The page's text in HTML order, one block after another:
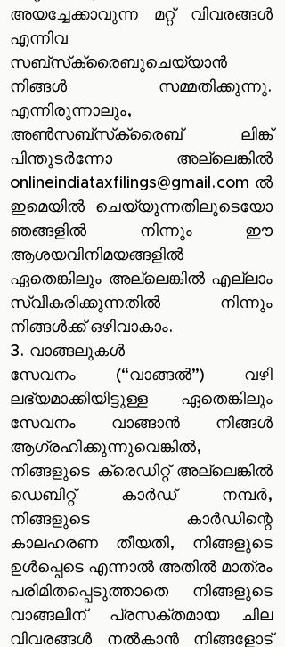
അയച്ചേക്കാവുന്ന മറ്റ് വിവരങ്ങൾ
എന്നിവ
സബ്‌സ്‌ക്രൈബുചെയ്യാൻ
നിങ്ങൾ സമ്മതിക്കുന്നു.
എന്നിരുന്നാലും,
അൺ‌സബ്‌സ്‌ക്രൈബ് ലിങ്ക്
പിന്തുടർ‌ന്നോ അല്ലെങ്കിൽ‌
onlineindiataxfilings@gmail.com ൽ
ഇമെയിൽ‌ ചെയ്യുന്നതിലൂടെയോ
ഞങ്ങളിൽ‌ നിന്നും ഈ
ആശയവിനിമയങ്ങളിൽ‌
ഏതെങ്കിലും അല്ലെങ്കിൽ‌ എല്ലാം
സ്വീകരിക്കുന്നതിൽ‌ നിന്നും
നിങ്ങൾ‌ക്ക് ഒഴിവാകാം.
3. വാങ്ങലുകൾ
സേവനം (“വാങ്ങൽ”) വഴി
ലഭ്യമാക്കിയിട്ടുള്ള ഏതെങ്കിലും
സേവനം വാങ്ങാൻ നിങ്ങൾ
ആഗ്രഹിക്കുന്നുവെങ്കിൽ,
നിങ്ങളുടെ ക്രെഡിറ്റ് അല്ലെങ്കിൽ
ഡെബിറ്റ് കാർഡ് നമ്പർ,
നിങ്ങളുടെ കാർഡിന്റെ
കാലഹരണ തീയതി, നിങ്ങളുടെ
ഉൾപ്പെടെ എന്നാൽ അതിൽ മാത്രം
പരിമിതപ്പെടുത്താതെ നിങ്ങളുടെ
വാങ്ങലിന് പ്രസക്തമായ ചില
വിവരങ്ങൾ നൽകാൻ നിങ്ങളോട്